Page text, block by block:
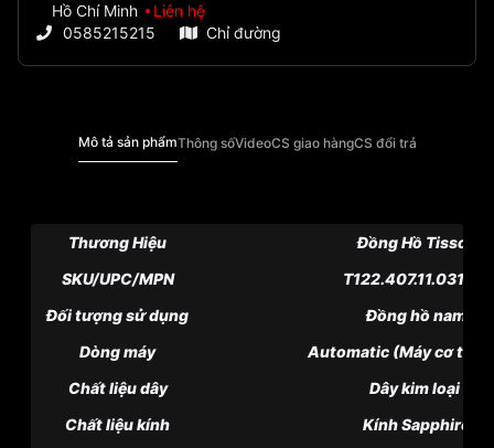
Hồ Chí Minh
Liên hệ
0585215215
Chỉ đường
Mô tả sản phẩmThông sốVideoCS giao hàngCS đổi trả
Thương Hiệu
Đồng Hồ Tissot
SKU/UPC/MPN
T122.407.11.031.00
Đối tượng sử dụng
Đồng hồ nam
Dòng máy
Automatic (Máy cơ tự
Chất liệu dây
Dây kim loại
Chất liệu kính
Kính Sapphire